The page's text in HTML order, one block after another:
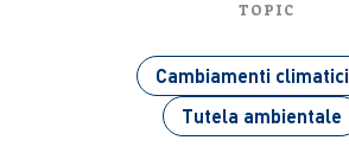
TOPIC
Cambiamenti climatici
Tutela ambientale